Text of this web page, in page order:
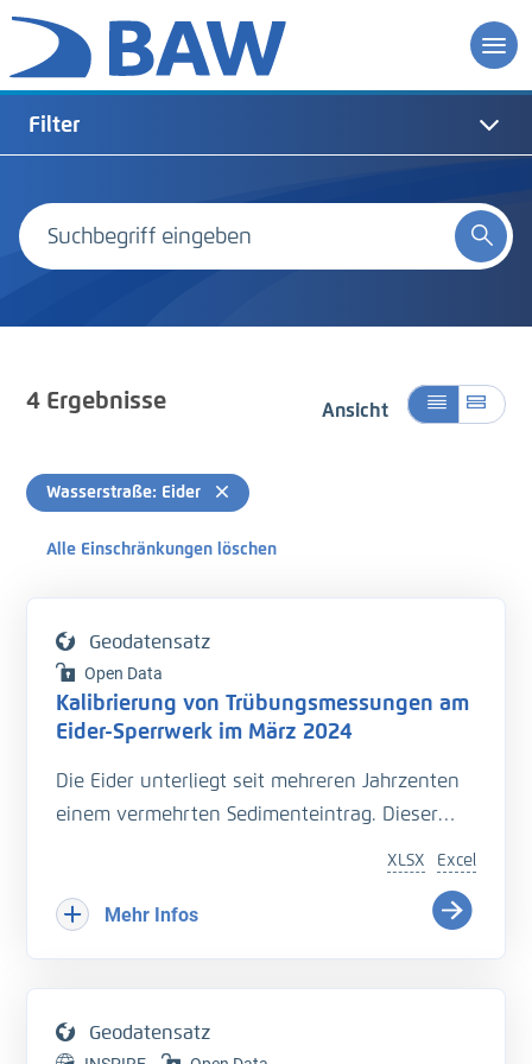
Filter
4Ergebnisse Ansicht
Wasserstraße: Eider
Alle Einschränkungen löschen
Geodatensatz
Open Data
Kalibrierung von Trübungsmessungen am
Eider-Sperrwerk im März 2024
Die Eider unterliegt seit mehreren Jahrzenten
einem vermehrten Sedimenteintrag. Dieser
Hinterlandes so wie die Schiffbarkeit des
Bundeswasserstraße.
der Entwässerung des Hinterlandes führt. Das
Excel
XLSX
Mehr Infos
Geodatensatz